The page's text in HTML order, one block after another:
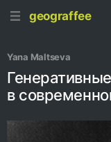
geograffee
Yana Maltseva
в